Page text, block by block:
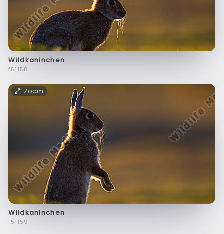
Wildkaninchen
f51158
Zoom
Wildkaninchen
f51159